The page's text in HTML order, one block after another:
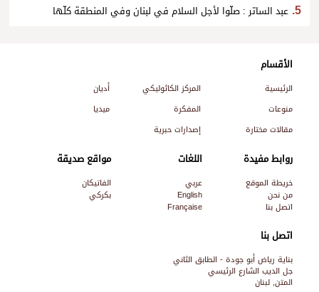
عبد الساتر : صلّوا لأجل السلام في لبنان وفي المنطقة كلّها
اتصل بنا
بناية رياض أبو جودة - الطابق الثاني
جل الديب الشارع الرئيسي
المتن, لبنان
الأقسام
الرئيسية المركز الكاثوليكي
أديان
منوعات
المفكرة
ميديا
مقالات مختارة
إصدارات حبرية
روابط مفيدة
خريطة الموقع
من نحن
اتصل بنا
اللغات
عربي
English
Française
مواقع صديقة
الفاتيكان
بكركي